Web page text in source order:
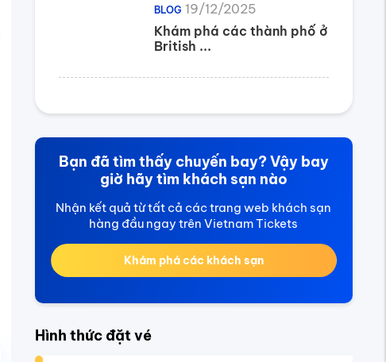
BLOG 19/12/2025
Khám phá các thành phố ở
British ...
Bạn đã tìm thấy chuyến bay? Vậy bay
giờ hãy tìm khách sạn nào
Nhận kết quả từ tất cả các trang web khách sạn
hàng đầu ngay trên Vietnam Tickets
Khám phá các khách sạn
Hình thức đặt vé